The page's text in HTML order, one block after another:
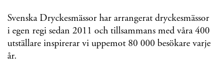
Svenska Dryckesmässor har arrangerat dryckesmässor
i egen regi sedan 2011 och tillsammans med våra 400
utställare inspirerar vi uppemot 80 000 besökare varje
år.